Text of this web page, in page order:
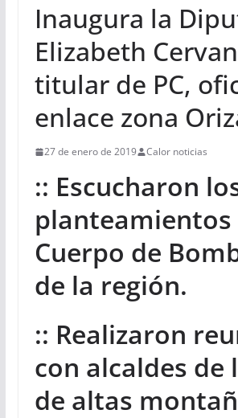
Inaugura la
Elizabeth
titular de PC,
enlace zona
27 de enero de 2019 Calor noticias
:: Escucharon
planteamientos
Cuerpo de
de la región.
:: Realizaron
con alcaldes de
de altas